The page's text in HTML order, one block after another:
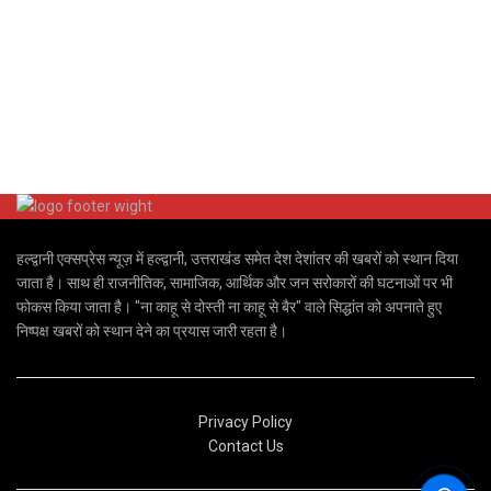
हल्द्वानी एक्सप्रेस न्यूज़ में हल्द्वानी, उत्तराखंड समेत देश देशांतर की खबरों को स्थान दिया
जाता है। साथ ही राजनीतिक, सामाजिक, आर्थिक और जन सरोकारों की घटनाओं पर भी
फोकस किया जाता है। "ना काहू से दोस्ती ना काहू से बैर" वाले सिद्धांत को अपनाते हुए
निष्पक्ष खबरों को स्थान देने का प्रयास जारी रहता है।
Privacy Policy
Contact Us